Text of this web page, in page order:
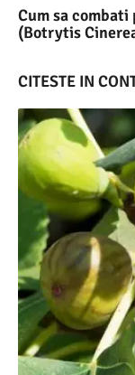
Cum sa
(Botrytis
CITESTE IN